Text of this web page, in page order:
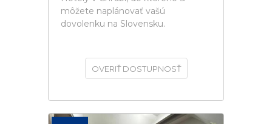
môžete naplánovať vašú
dovolenku na Slovensku.
OVERIŤ DOSTUPNOSŤ